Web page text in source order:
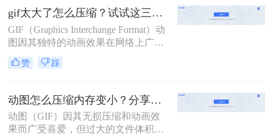
本文将介绍两种压缩GIF动图大小的
方法。
gif太大了怎么压缩？试试这三种高效压缩方法！
GIF（Graphics Interchange Format）动
图因其独特的动画效果在网络上广泛
应用，但过大的文件体积往往会影响
加载速度和用户体验。因此，对GIF
太大了怎么压缩呢？本文将介绍三种
压缩GIF文件大小的方法。
赞 踩
动图怎么压缩内存变小？分享二个简单有效的操作方法！
动图（GIF）因其无损压缩和动画效
果而广受喜爱，但过大的文件体积可